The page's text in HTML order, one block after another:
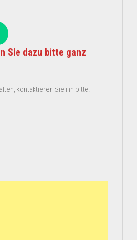
Sie dazu bitte ganz
kontaktieren Sie ihn bitte.